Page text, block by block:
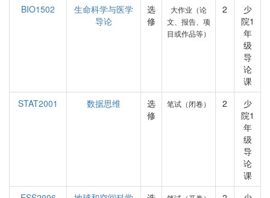
BIO1502
生命科学与医学
导论
选
修
大作业（论
文、报告、项
目或作品等）
2
少
院1
年
级
导
论
课
STAT2001
数据思维
选
修
笔试（闭卷） 2
少
院1
年
级
导
论
课